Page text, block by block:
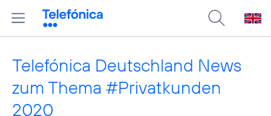
Telefónica Deutschland News
zum Thema #Privatkunden
2020